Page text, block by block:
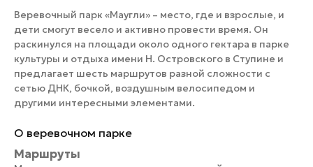
Веревочный парк «Маугли» – место, где и взрослые, и
дети смогут весело и активно провести время. Он
раскинулся на площади около одного гектара в парке
культуры и отдыха имени Н. Островского в Ступине и
предлагает шесть маршрутов разной сложности с
сетью ДНК, бочкой, воздушным велосипедом и
другими интересными элементами.
О веревочном парке
Маршруты